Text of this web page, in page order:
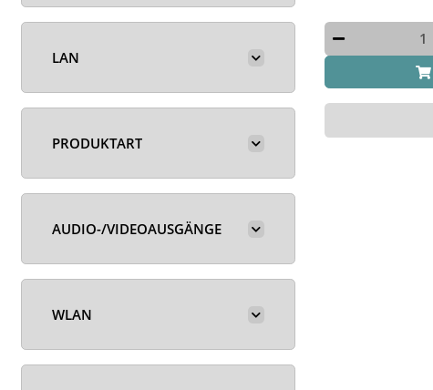
LAN
PRODUKTART
AUDIO-/VIDEOAUSGÄNGE
WLAN